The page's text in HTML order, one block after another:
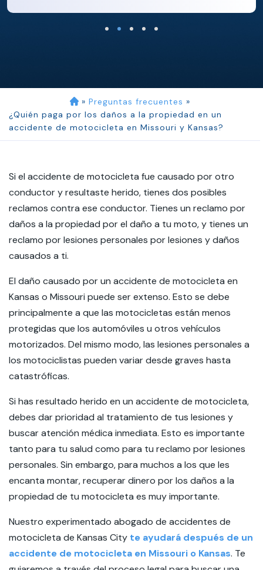
» Preguntas frecuentes »
¿Quién paga por los daños a la propiedad en un
accidente de motocicleta en Missouri y Kansas?
Si el accidente de motocicleta fue causado por otro
conductor y resultaste herido, tienes dos posibles
reclamos contra ese conductor. Tienes un reclamo por
daños a la propiedad por el daño a tu moto, y tienes un
reclamo por lesiones personales por lesiones y daños
causados a ti.
El daño causado por un accidente de motocicleta en
Kansas o Missouri puede ser extenso. Esto se debe
principalmente a que las motocicletas están menos
protegidas que los automóviles u otros vehículos
motorizados. Del mismo modo, las lesiones personales a
los motociclistas pueden variar desde graves hasta
catastróficas.
Si has resultado herido en un accidente de motocicleta,
debes dar prioridad al tratamiento de tus lesiones y
buscar atención médica inmediata. Esto es importante
tanto para tu salud como para tu reclamo por lesiones
personales. Sin embargo, para muchos a los que les
encanta montar, recuperar dinero por los daños a la
propiedad de tu motocicleta es muy importante.
Nuestro experimentado abogado de accidentes de
motocicleta de Kansas City te ayudará después de un
accidente de motocicleta en Missouri o Kansas. Te